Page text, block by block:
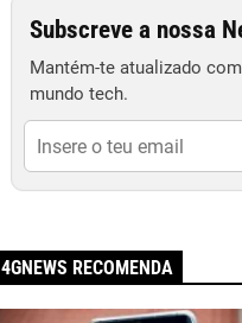
Subscreve a nossa
Mantém-te atualizado
mundo tech.
4GNEWS RECOMENDA